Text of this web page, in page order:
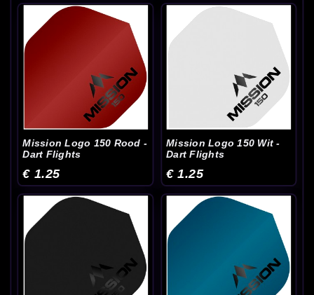
Mission Logo 150 Rood -
Dart Flights
€ 1.25
Mission Logo 150 Wit -
Dart Flights
€ 1.25